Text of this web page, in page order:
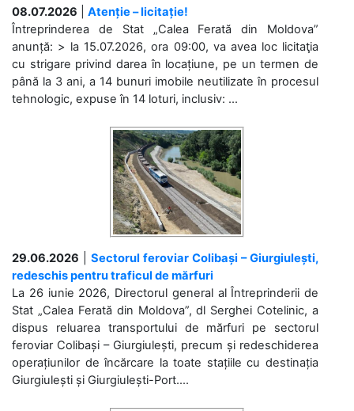
08.07.2026
Atenție – licitație!
Întreprinderea de Stat „Calea Ferată din Moldova”
anunță: > la 15.07.2026, ora 09:00, va avea loc licitaţia
cu strigare privind darea în locațiune, pe un termen de
până la 3 ani, a 14 bunuri imobile neutilizate în procesul
tehnologic, expuse în 14 loturi, inclusiv: ...
29.06.2026
Sectorul feroviar Colibași – Giurgiulești,
redeschis pentru traficul de mărfuri
La 26 iunie 2026, Directorul general al Întreprinderii de
Stat „Calea Ferată din Moldova”, dl Serghei Cotelinic, a
dispus reluarea transportului de mărfuri pe sectorul
feroviar Colibași – Giurgiulești, precum și redeschiderea
operațiunilor de încărcare la toate stațiile cu destinația
Giurgiulești și Giurgiulești-Port....